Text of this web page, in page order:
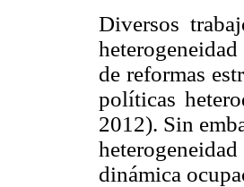
Diversos
de reformas
políticas
2012). Sin
dinámica